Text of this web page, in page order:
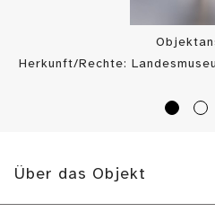
Herkunft/Rechte:
Über das Objekt